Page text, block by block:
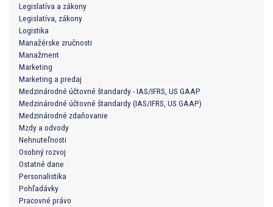
Legislatíva a zákony
Legislatíva, zákony
Logistika
Manažérske zručnosti
Manažment
Marketing
Marketing a predaj
Medzinárodné účtovné štandardy - IAS/IFRS, US GAAP
Medzinárodné účtovné štandardy (IAS/IFRS, US GAAP)
Medzinárodné zdaňovanie
Mzdy a odvody
Nehnuteľnosti
Osobný rozvoj
Ostatné dane
Personalistika
Pohľadávky
Pracovné právo